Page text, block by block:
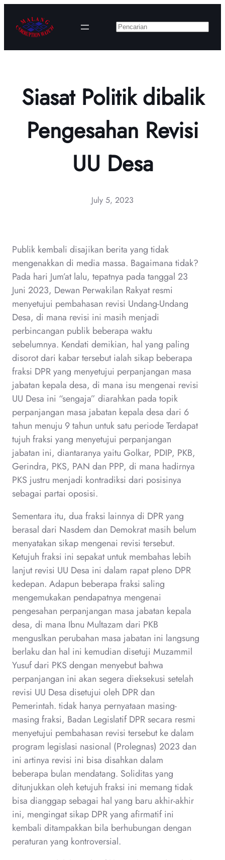
content
Search
Siasat Politik dibalik
Pengesahan Revisi
UU Desa
July 5, 2023
Publik kembali disajikan berita yang tidak
mengenakkan di media massa. Bagaimana tidak?
Pada hari Jum’at lalu, tepatnya pada tanggal 23
Juni 2023, Dewan Perwakilan Rakyat resmi
menyetujui pembahasan revisi Undang-Undang
Desa, di mana revisi ini masih menjadi
perbincangan publik beberapa waktu
sebelumnya. Kendati demikian, hal yang paling
disorot dari kabar tersebut ialah sikap beberapa
fraksi DPR yang menyetujui perpanjangan masa
jabatan kepala desa, di mana isu mengenai revisi
UU Desa ini “sengaja” diarahkan pada topik
perpanjangan masa jabatan kepala desa dari 6
tahun menuju 9 tahun untuk satu periode Terdapat
tujuh fraksi yang menyetujui perpanjangan
jabatan ini, diantaranya yaitu Golkar, PDIP, PKB,
Gerindra, PKS, PAN dan PPP, di mana hadirnya
PKS justru menjadi kontradiksi dari posisinya
sebagai partai oposisi.
Sementara itu, dua fraksi lainnya di DPR yang
berasal dari Nasdem dan Demokrat masih belum
menyatakan sikap mengenai revisi tersebut.
Ketujuh fraksi ini sepakat untuk membahas lebih
lanjut revisi UU Desa ini dalam rapat pleno DPR
kedepan. Adapun beberapa fraksi saling
mengemukakan pendapatnya mengenai
pengesahan perpanjangan masa jabatan kepala
desa, di mana Ibnu Multazam dari PKB
menguslkan perubahan masa jabatan ini langsung
berlaku dan hal ini kemudian disetuji Muzammil
Yusuf dari PKS dengan menyebut bahwa
perpanjangan ini akan segera dieksekusi setelah
revisi UU Desa disetujui oleh DPR dan
Pemerintah. tidak hanya pernyataan masing-
masing fraksi, Badan Legislatif DPR secara resmi
menyetujui pembahasan revisi tersebut ke dalam
program legislasi nasional (Prolegnas) 2023 dan
ini artinya revisi ini bisa disahkan dalam
beberapa bulan mendatang. Soliditas yang
ditunjukkan oleh ketujuh fraksi ini memang tidak
bisa dianggap sebagai hal yang baru akhir-akhir
ini, mengingat sikap DPR yang afirmatif ini
kembali ditampakkan bila berhubungan dengan
peraturan yang kontroversial.